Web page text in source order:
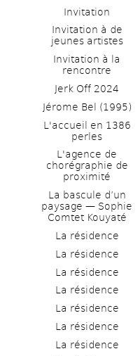
Invitation
Invitation à de
jeunes artistes
Invitation à la
rencontre
Jerk Off 2024
Jérome Bel (1995)
L'accueil en 1386
perles
L'agence de
chorégraphie de
proximité
La bascule d’un
paysage — Sophie
Comtet Kouyaté
La résidence
La résidence
La résidence
La résidence
La résidence
La résidence
La résidence